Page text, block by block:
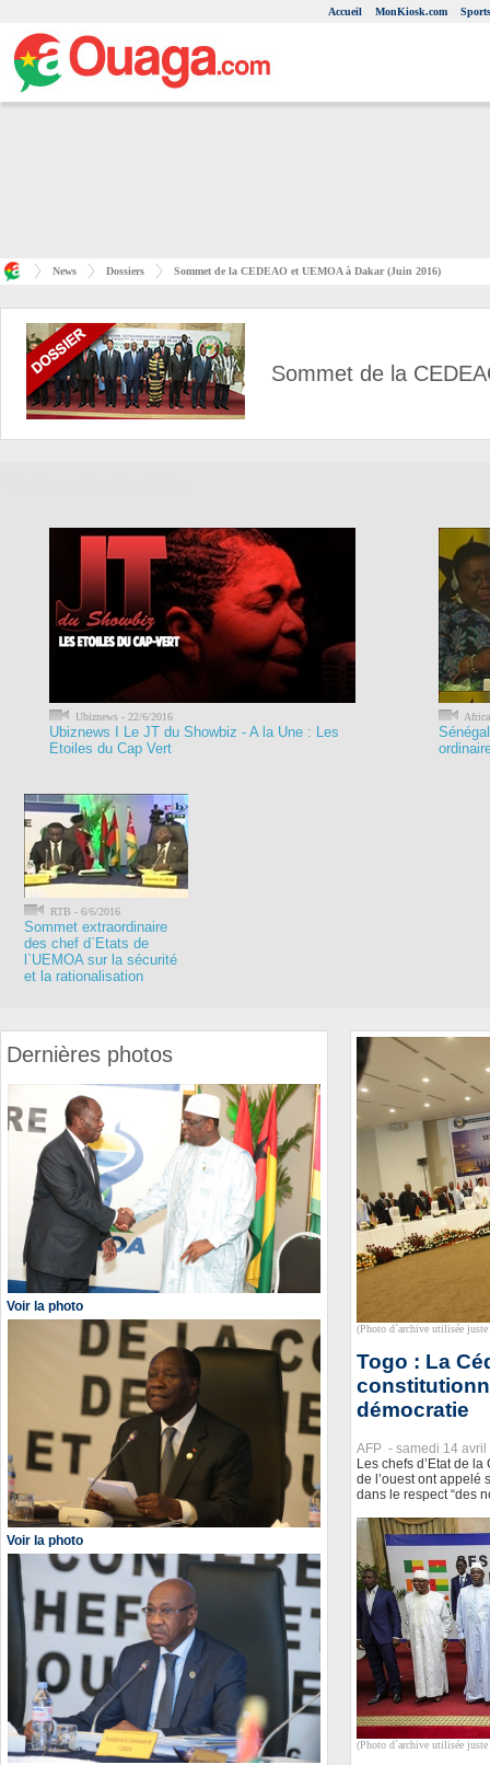
Accueil MonKiosk.com Sports
News Dossiers Sommet de la CEDEAO et UEMOA à Dakar (Juin 2016)
Sommet de la
Ubiznews - 22/6/2016
Ubiznews I Le JT du Showbiz - A la Une : Les
Etoiles du Cap Vert
RTB - 6/6/2016
Sommet extraordinaire
des chef d`Etats de
l`UEMOA sur la sécurité
et la rationalisation
Dernières photos
Voir la photo
Voir la photo
(Photo d`archive utilisée
Togo : La
démocratie
AFP - samedi 14 avril
Les chefs d’Etat de
de l’ouest ont appelé
dans le respect “des
(Photo d`archive utilisée